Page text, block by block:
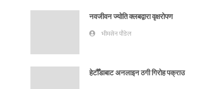
नवजीवन ज्योति क्लबद्वारा वृक्षरोपण
भीमसेन पौडेल
हेटौँडाबाट अनलाइन ठगी गिरोह पक्राउ